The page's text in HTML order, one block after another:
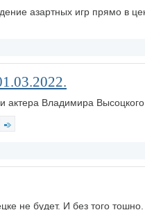
азартных игр прямо в
актера Владимира
не будет. И без того тошно.